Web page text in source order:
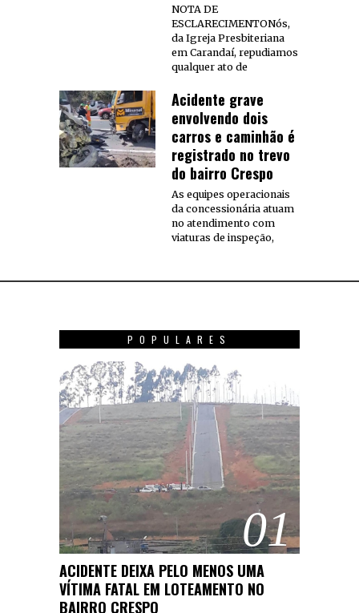
NOTA DE
ESCLARECIMENTONós,
da Igreja Presbiteriana
em Carandaí, repudiamos
qualquer ato de
Acidente grave
envolvendo dois
carros e caminhão é
registrado no trevo
do bairro Crespo
As equipes operacionais
da concessionária atuam
no atendimento com
viaturas de inspeção,
POPULARES
01
ACIDENTE DEIXA PELO MENOS UMA
VÍTIMA FATAL EM LOTEAMENTO NO
BAIRRO CRESPO